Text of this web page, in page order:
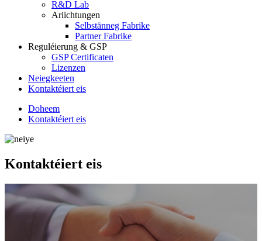
R&D Lab
Ariichtungen
Selbstänneg Fabrike
Partner Fabrike
Reguléierung & GSP
GSP Certificaten
Lizenzen
Neiegkeeten
Kontaktéiert eis
Doheem
Kontaktéiert eis
Kontaktéiert eis